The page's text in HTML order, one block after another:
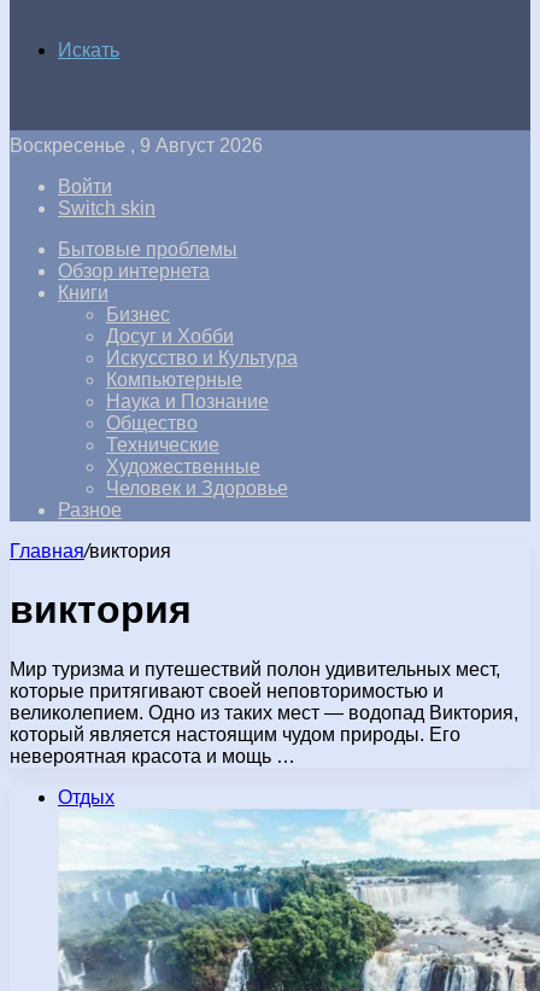
Искать
Воскресенье , 9 Август 2026
Войти
Switch skin
Бытовые проблемы
Обзор интернета
Книги
Бизнес
Досуг и Хобби
Искусство и Культура
Компьютерные
Наука и Познание
Общество
Технические
Художественные
Человек и Здоровье
Разное
Главная/виктория
виктория
Мир туризма и путешествий полон удивительных мест,
которые притягивают своей неповторимостью и
великолепием. Одно из таких мест — водопад Виктория,
который является настоящим чудом природы. Его
невероятная красота и мощь …
Отдых